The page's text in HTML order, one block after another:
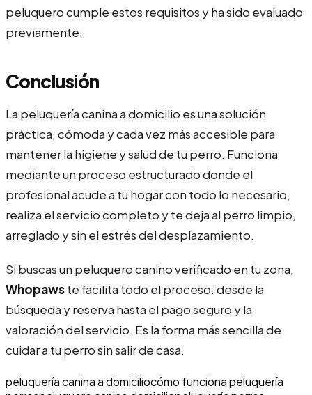
peluquero cumple estos requisitos y ha sido evaluado
previamente.
Conclusión
La peluquería canina a domicilio es una solución
práctica, cómoda y cada vez más accesible para
mantener la higiene y salud de tu perro. Funciona
mediante un proceso estructurado donde el
profesional acude a tu hogar con todo lo necesario,
realiza el servicio completo y te deja al perro limpio,
arreglado y sin el estrés del desplazamiento.
Si buscas un peluquero canino verificado en tu zona,
Whopawste facilita todo el proceso: desde la
búsqueda y reserva hasta el pago seguro y la
valoración del servicio. Es la forma más sencilla de
cuidar a tu perro sin salir de casa.
peluquería canina a domiciliocómo funciona peluquería